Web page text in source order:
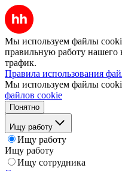
Мы используем файлы
правильную работу нашего
трафик.
Правила использования
Мы используем файлы
файлов cookie
Понятно
Ищу работу
Ищу работу
Ищу работу
Ищу сотрудника